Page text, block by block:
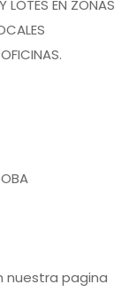
LOTES EN ZONAS
nuestra pagina